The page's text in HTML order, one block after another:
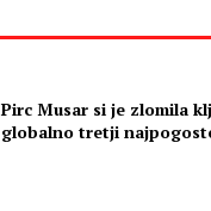
Pirc Musar si je zlomila
globalno tretji